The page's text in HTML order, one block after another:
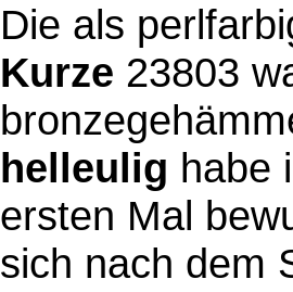
Die als
Kurze 23803
helleulig habe
ersten Mal
sich nach dem